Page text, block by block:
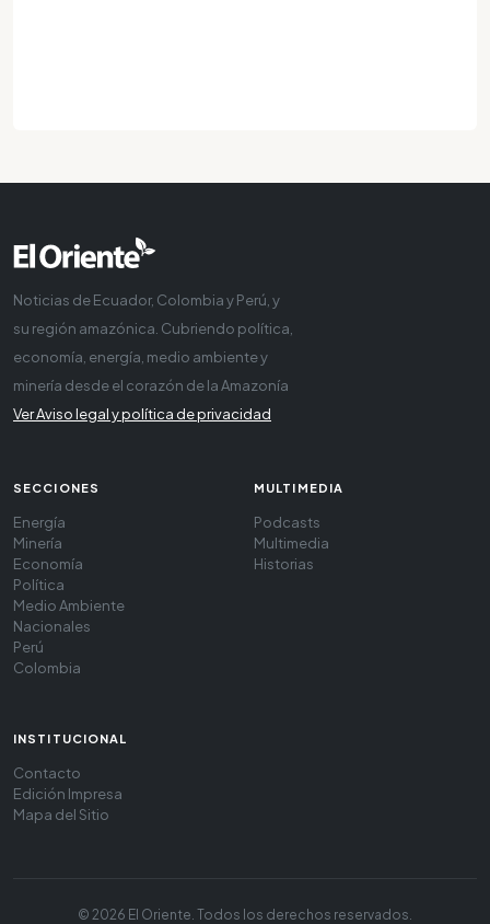
Noticias de Ecuador, Colombia y Perú, y
su región amazónica. Cubriendo política,
economía, energía, medio ambiente y
minería desde el corazón de la Amazonía
Ver Aviso legal y política de privacidad
SECCIONES
Energía
Minería
Economía
Política
Medio Ambiente
Nacionales
Perú
Colombia
MULTIMEDIA
Podcasts
Multimedia
Historias
INSTITUCIONAL
Contacto
Edición Impresa
Mapa del Sitio
© 2026 El Oriente. Todos los derechos reservados.